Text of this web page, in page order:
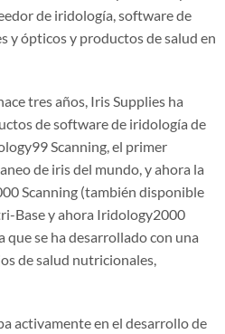
de iridología, software de
y ópticos y productos de salud en
tres años, Iris Supplies ha
de software de iridología de
Scanning, el primer
de iris del mundo, y ahora la
Scanning (también disponible
Base y ahora Iridology2000
se ha desarrollado con una
de salud nutricionales,
activamente en el desarrollo de